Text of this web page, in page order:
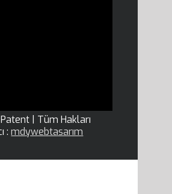
Patent | Tüm Hakları
:mdywebtasarım